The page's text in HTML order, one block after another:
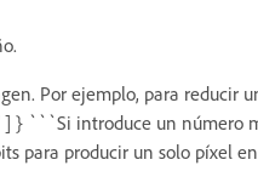
Por ejemplo, para reducir
} ```Si introduce un número
para producir un solo píxel